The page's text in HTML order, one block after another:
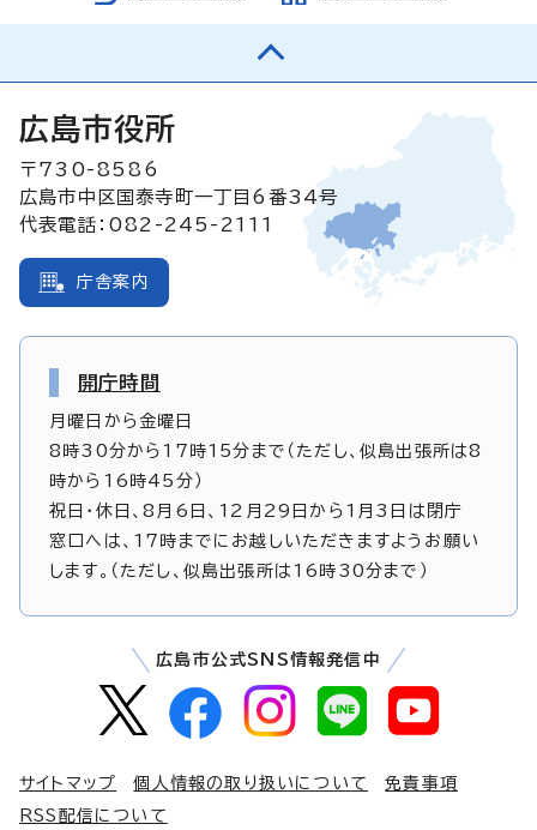
広島市役所
〒730-8586
広島市中区国泰寺町一丁目6番34号
代表電話：082-245-2111
庁舎案内
開庁時間
月曜日から金曜日
8時30分から17時15分まで（ただし、似島出張所は8
時から16時45分）
祝日・休日、8月6日、12月29日から1月3日は閉庁
窓口へは、17時までにお越しいただきますようお願い
します。（ただし、似島出張所は16時30分まで）
広島市公式SNS情報発信中
サイトマップ 個人情報の取り扱いについて
免責事項
RSS配信について